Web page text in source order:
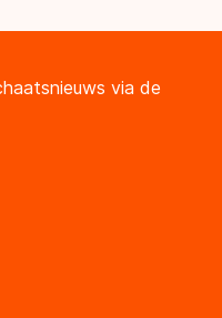
via de